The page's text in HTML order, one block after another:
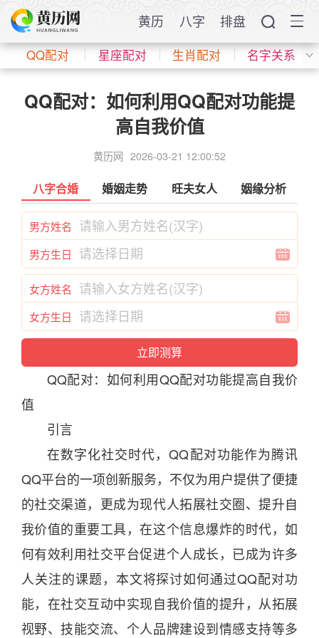
黄历 八字 排盘
QQ配对 星座配对 生肖配对 名字关系
QQ配对：如何利用QQ配对功能提
高自我价值
黄历网 2026-03-21 12:00:52
八字合婚 婚姻走势 旺夫女人 姻缘分析
男方姓名
男方生日
女方姓名
女方生日
QQ配对：如何利用QQ配对功能提高自我价
值
引言
在数字化社交时代，QQ配对功能作为腾讯
QQ平台的一项创新服务，不仅为用户提供了便捷
的社交渠道，更成为现代人拓展社交圈、提升自
我价值的重要工具，在这个信息爆炸的时代，如
何有效利用社交平台促进个人成长，已成为许多
人关注的课题，本文将探讨如何通过QQ配对功
能，在社交互动中实现自我价值的提升，从拓展
视野、技能交流、个人品牌建设到情感支持等多